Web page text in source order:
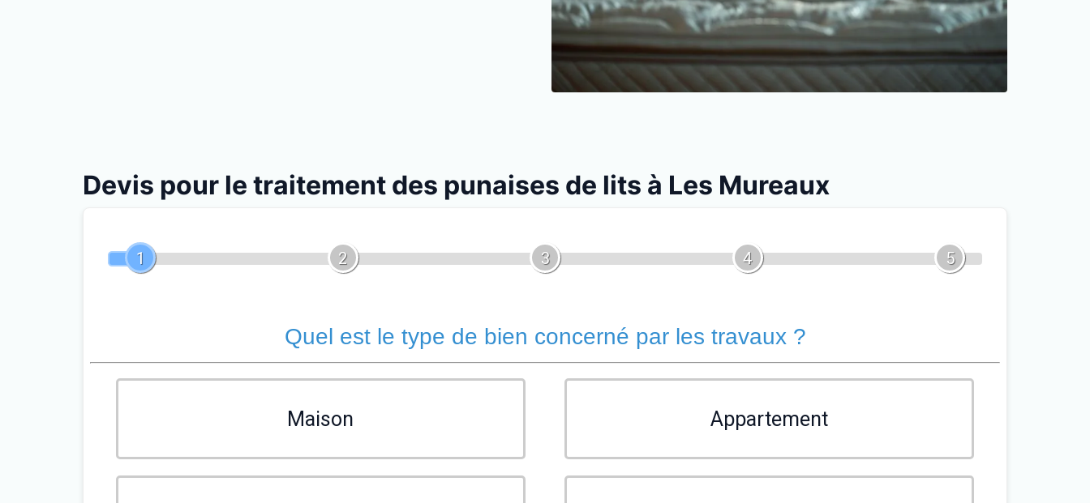
Devis pour le traitement des punaises de lits à Les Mureaux
1 2 3 4 5
Quel est le type de bien concerné par les travaux ?
Maison Appartement